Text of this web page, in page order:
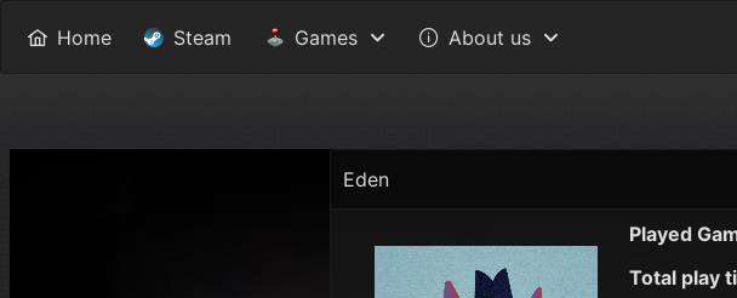
Home Steam Games About us
Eden
Played
Total play